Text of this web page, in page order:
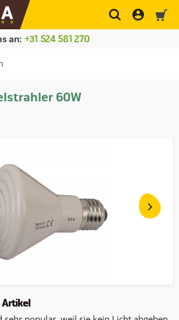
an: +31 524 581 270
60W
Artikel